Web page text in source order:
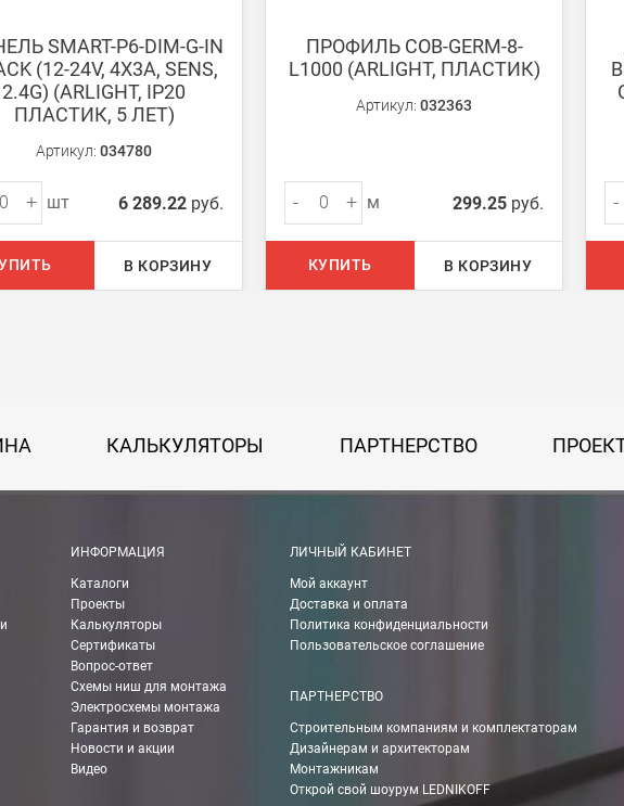
руб.
индивидуально, согласно габаритам и весу груза.
Boxberry. При оформлении заказа выберете «Доставка Boxberry»
в другие города России.
SMART-P6-DIM-G-IN
(12-24V, 4X3A, SENS,
2.4G) (ARLIGHT, IP20
ПЛАСТИК, 5 ЛЕТ)
Артикул: 034780
+ шт 6 289.22 руб.
В КОРЗИНУ
ПРОФИЛЬ COB-GERM-8-
L1000 (ARLIGHT, ПЛАСТИК)
Артикул: 032363
- + м 299.25 руб.
КУПИТЬ В КОРЗИНУ
-
КАЛЬКУЛЯТОРЫ ПАРТНЕРСТВО
ИНФОРМАЦИЯ
Каталоги
Проекты
Калькуляторы
Сертификаты
Вопрос-ответ
Схемы ниш для монтажа
Электросхемы монтажа
Гарантия и возврат
Новости и акции
Видео
ЛИЧНЫЙ КАБИНЕТ
Мой аккаунт
Доставка и оплата
Политика конфиденциальности
Пользовательское соглашение
ПАРТНЕРСТВО
Строительным компаниям и комплектаторам
Дизайнерам и архитекторам
Монтажникам
Открой свой шоурум LEDNIKOFF